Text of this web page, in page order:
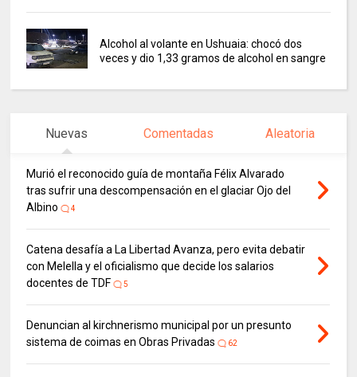
Alcohol al volante en Ushuaia: chocó dos
veces y dio 1,33 gramos de alcohol en sangre
Nuevas Comentadas Aleatoria
Murió el reconocido guía de montaña Félix Alvarado
tras sufrir una descompensación en el glaciar Ojo del
Albino
4
Catena desafía a La Libertad Avanza, pero evita debatir
con Melella y el oficialismo que decide los salarios
docentes de TDF
5
Denuncian al kirchnerismo municipal por un presunto
sistema de coimas en Obras Privadas
62